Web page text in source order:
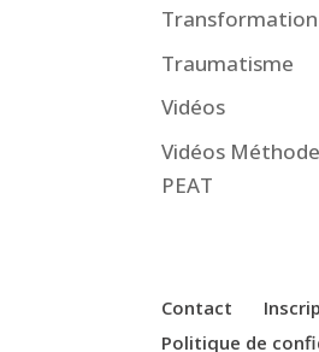
Transformation
Traumatisme
Vidéos
Vidéos
PEAT
Contact
Politique de